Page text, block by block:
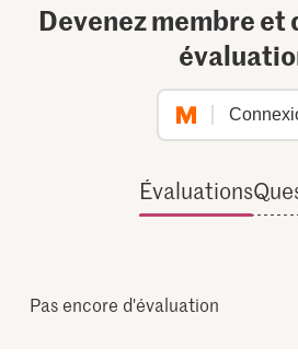
Devenez membre et
Évaluations
Pas encore d'évaluation